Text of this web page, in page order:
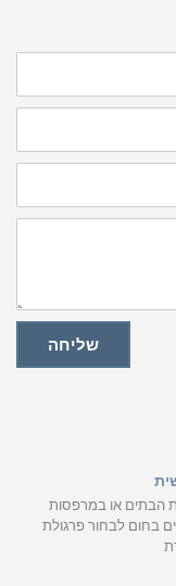
שליחה
הבתים או במרפסות
בחום לבחור פרגולת